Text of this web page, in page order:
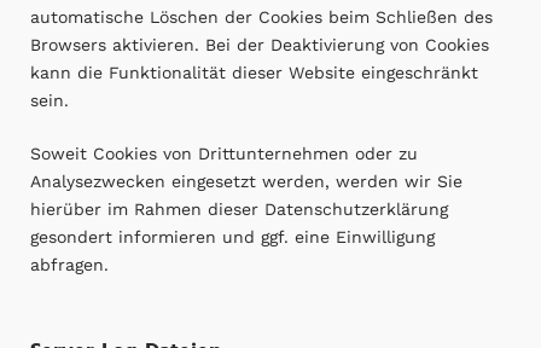
automatische Löschen der Cookies beim Schließen des
Browsers aktivieren. Bei der Deaktivierung von Cookies
kann die Funktionalität dieser Website eingeschränkt
sein.
Soweit Cookies von Drittunternehmen oder zu
Analysezwecken eingesetzt werden, werden wir Sie
hierüber im Rahmen dieser Datenschutzerklärung
gesondert informieren und ggf. eine Einwilligung
abfragen.